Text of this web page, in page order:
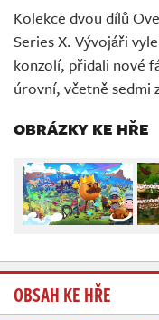
Živě
Kolekce dvou dílů
Series X. Vývojáři
konzolí, přidali nové
úrovní, včetně sedmi
OBRÁZKY KE HŘE
OBSAH KE HŘE